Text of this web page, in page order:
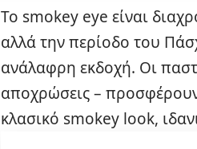
Το smokey eye είναι
αλλά την περίοδο του
ανάλαφρη εκδοχή. Οι
αποχρώσεις –
κλασικό smokey look,